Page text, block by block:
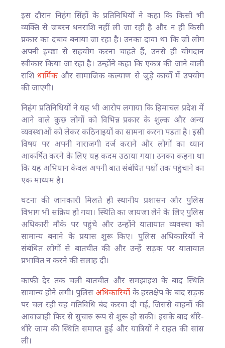
इस दौरान निहंग सिंहों के प्रतिनिधियों ने कहा कि किसी भी
व्यक्ति से जबरन धनराशि नहीं ली जा रही है और न ही किसी
प्रकार का दबाव बनाया जा रहा है। उनका दावा था कि जो लोग
अपनी इच्छा से सहयोग करना चाहते हैं, उनसे ही योगदान
स्वीकार किया जा रहा है। उन्होंने कहा कि एकत्र की जाने वाली
राशिधार्मिक और सामाजिक कल्याण से जुड़े कार्यों में उपयोग
की जाएगी।
निहंग प्रतिनिधियों ने यह भी आरोप लगाया कि हिमाचल प्रदेश में
आने वाले कुछ लोगों को विभिन्न प्रकार के शुल्क और अन्य
व्यवस्थाओं को लेकर कठिनाइयों का सामना करना पड़ता है। इसी
विषय पर अपनी नाराजगी दर्ज कराने और लोगों का ध्यान
आकर्षित करने के लिए यह कदम उठाया गया। उनका कहना था
कि यह अभियान केवल अपनी बात संबंधित पक्षों तक पहुंचाने का
एक माध्यम है।
घटना की जानकारी मिलते ही स्थानीय प्रशासन और पुलिस
विभाग भी सक्रिय हो गया। स्थिति का जायजा लेने के लिए पुलिस
अधिकारी मौके पर पहुंचे और उन्होंने यातायात व्यवस्था को
सामान्य बनाने के प्रयास शुरू किए। पुलिस अधिकारियों ने
संबंधित लोगों से बातचीत की और उन्हें सड़क पर यातायात
प्रभावित न करने की सलाह दी।
काफी देर तक चली बातचीत और समझाइश के बाद स्थिति
सामान्य होने लगी। पुलिस अधिकारियों के हस्तक्षेप के बाद सड़क
पर चल रही यह गतिविधि बंद करवा दी गई, जिससे वाहनों की
आवाजाही फिर से सुचारु रूप से शुरू हो सकी। इसके बाद धीरे-
धीरे जाम की स्थिति समाप्त हुई और यात्रियों ने राहत की सांस
ली।